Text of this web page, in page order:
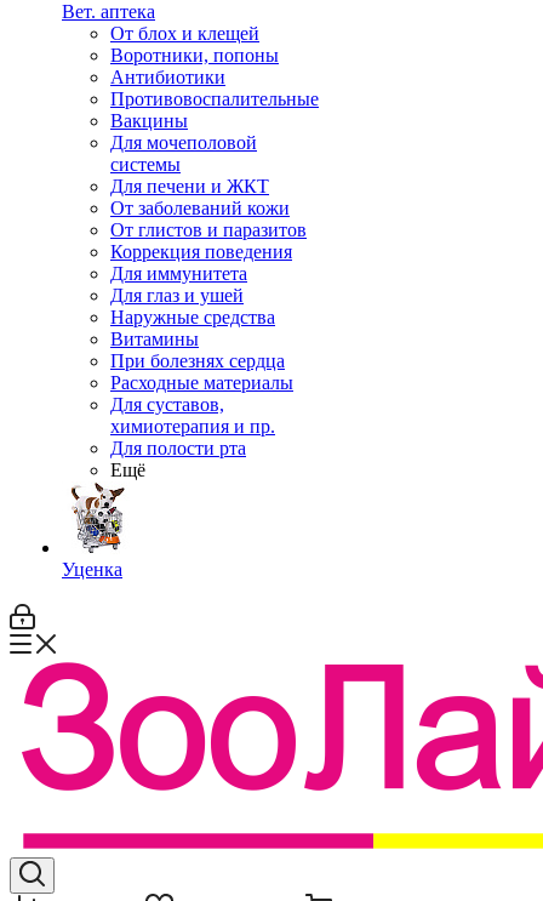
Вет. аптека
От блох и клещей
Воротники, попоны
Антибиотики
Противовоспалительные
Вакцины
Для мочеполовой
системы
Для печени и ЖКТ
От заболеваний кожи
От глистов и паразитов
Коррекция поведения
Для иммунитета
Для глаз и ушей
Наружные средства
Витамины
При болезнях сердца
Расходные материалы
Для суставов,
химиотерапия и пр.
Для полости рта
Ещё
Уценка